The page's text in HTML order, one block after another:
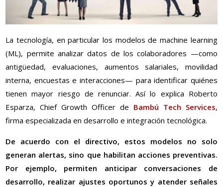
La tecnología, en particular los modelos de machine learning
(ML), permite analizar datos de los colaboradores —como
antigüedad, evaluaciones, aumentos salariales, movilidad
interna, encuestas e interacciones— para identificar quiénes
tienen mayor riesgo de renunciar. Así lo explica Roberto
Esparza, Chief Growth Officer de Bambú Tech Services,
firma especializada en desarrollo e integración tecnológica.
De acuerdo con el directivo, estos modelos no solo
generan alertas, sino que habilitan acciones preventivas.
Por ejemplo, permiten anticipar conversaciones de
desarrollo, realizar ajustes oportunos y atender señales